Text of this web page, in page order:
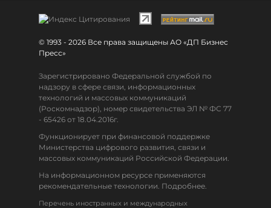
© 1993 - 2026 Все права защищены АО «ДП Бизнес
Пресс»
Зарегистрировано Федеральной службой по
надзору в сфере связи, информационных
технологий и массовых коммуникаций
(Роскомнадзор), номер свидетельства ЭЛ № ФС 77
- 65426 от 18.04.2016г.
Функционирует при финансовой поддержке
Министерства цифрового развития, связи и
массовых коммуникаций Российской Федерации.
На информационном ресурсе применяются
рекомендательные технологии. Подробнее.
Перечень иностранных и международных